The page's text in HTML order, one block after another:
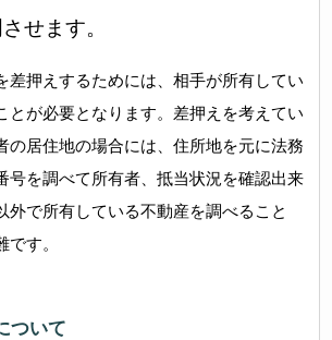
せます。
差押えするためには、相手が所有してい
とが必要となります。差押えを考えてい
の居住地の場合には、住所地を元に法務
号を調べて所有者、抵当状況を確認出来
外で所有している不動産を調べること
す。
ついて